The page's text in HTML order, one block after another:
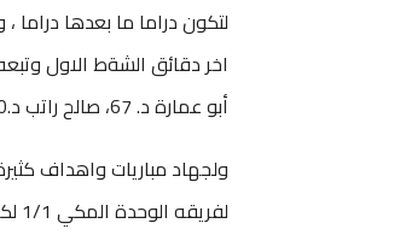
اخر دقائق الشةط الاول
أبو عمارة د. 67، صالح راتب د.80
لفريقه الوحدة المكي 1/1 لكن اهدافه الاكثر كانت مع الجيش السوري الذي لعب لهم مباريات أكثر بالطبع.